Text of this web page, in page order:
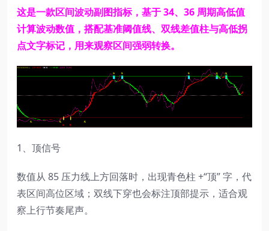
这是一款区间波动副图指标，基于 34、36 周期高低值
计算波动数值，搭配基准阈值线、双线差值柱与高低拐
点文字标记，用来观察区间强弱转换。
1、顶信号
数值从 85 压力线上方回落时，出现青色柱 +“顶” 字，代
表区间高位区域；双线下穿也会标注顶部提示，适合观
察上行节奏尾声。